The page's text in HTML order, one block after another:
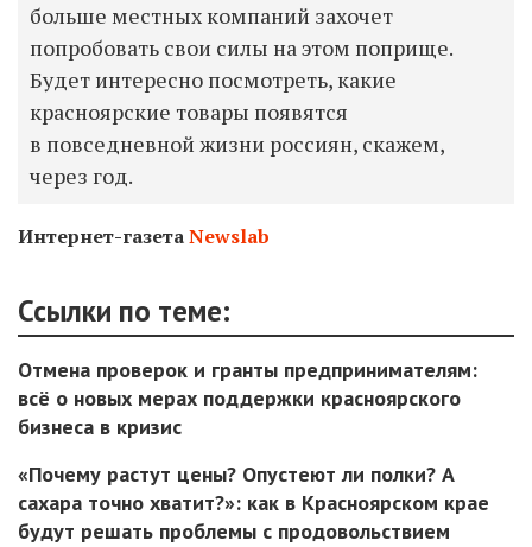
больше местных компаний захочет
попробовать свои силы на этом поприще.
Будет интересно посмотреть, какие
красноярские товары появятся
в повседневной жизни россиян, скажем,
через год.
Интернет-газетаNewslab
Ссылки по теме:
Отмена проверок и гранты предпринимателям:
всё о новых мерах поддержки красноярского
бизнеса в кризис
«Почему растут цены? Опустеют ли полки? А
сахара точно хватит?»: как в Красноярском крае
будут решать проблемы с продовольствием